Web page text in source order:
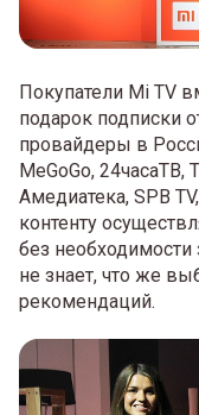
Покупатели Mi TV
подарок подписки
провайдеры в
MeGoGo, 24часаТВ,
Амедиатека, SPB
контенту
без необходимости
не знает, что же
рекомендаций.